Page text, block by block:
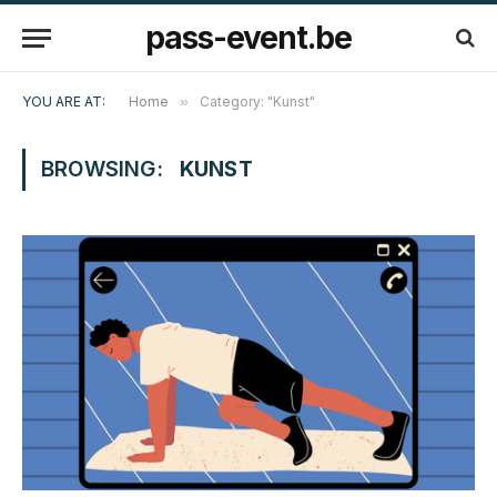
pass-event.be
YOU ARE AT: Home » Category: "Kunst"
BROWSING: KUNST